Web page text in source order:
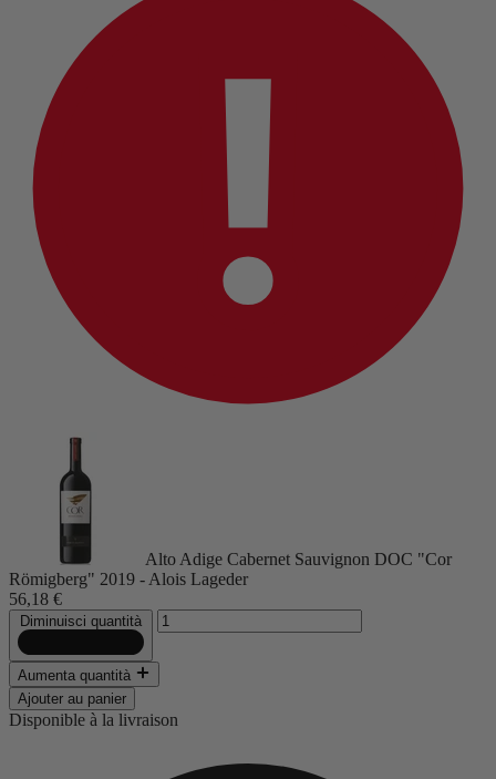
Alto Adige Cabernet Sauvignon DOC "Cor
Römigberg" 2019 - Alois Lageder
56,18 €
Diminuisci quantità
Aumenta quantità
Ajouter au panier
Disponible à la livraison